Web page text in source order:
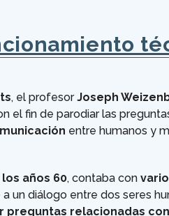
, el profesorJoseph
el fin de parodiar las
entre humanos y
años 60, contaba con
un diálogo entre dos seres
preguntas relacionadas